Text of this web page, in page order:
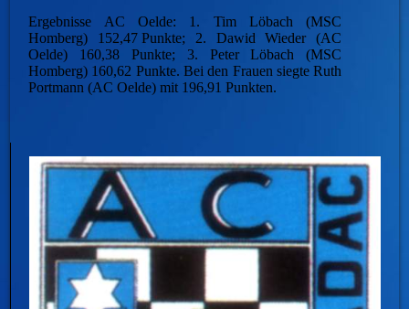
Ergebnisse AC Oelde: 1. Tim Löbach (MSC
Homberg) 152,47 Punkte; 2. Dawid Wieder (AC
Oelde) 160,38 Punkte; 3. Peter Löbach (MSC
Homberg) 160,62 Punkte. Bei den Frauen siegte Ruth
Portmann (AC Oelde) mit 196,91 Punkten.